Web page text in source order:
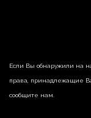
Если Вы обнаружили на
права, принадлежащие
сообщите нам.